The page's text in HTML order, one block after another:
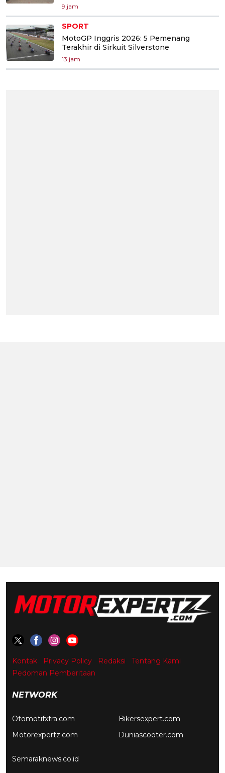
9 jam
SPORT
MotoGP Inggris 2026: 5 Pemenang
Terakhir di Sirkuit Silverstone
13 jam
Kontak Privacy Policy Redaksi
Tentang Kami
Pedoman Pemberitaan
NETWORK
Otomotifxtra.com
Motorexpertz.com
Bikersexpert.com
Duniascooter.com
Semaraknews.co.id